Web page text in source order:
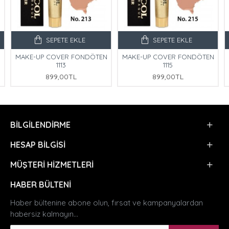
MAKE-UP COVER FONDÖTEN
1113
899,00TL
SEPETE EKLE
MAKE-UP COVER FONDÖTEN
1115
899,00TL
SEPETE EKLE
BILGILENDIRME
HESAP BILGISI
MÜŞTERI HIZMETLERI
HABER BÜLTENI
Haber bültenine abone olun, fırsat ve kampanyalardan
habersiz kalmayın...